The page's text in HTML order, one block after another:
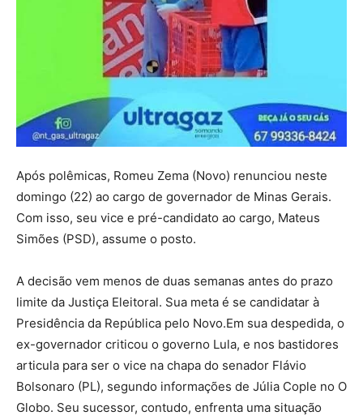
Após polêmicas, Romeu Zema (Novo) renunciou neste
domingo (22) ao cargo de governador de Minas Gerais.
Com isso, seu vice e pré-candidato ao cargo, Mateus
Simões (PSD), assume o posto.
A decisão vem menos de duas semanas antes do prazo
limite da Justiça Eleitoral. Sua meta é se candidatar à
Presidência da República pelo Novo.Em sua despedida, o
ex-governador criticou o governo Lula, e nos bastidores
articula para ser o vice na chapa do senador Flávio
Bolsonaro (PL), segundo informações de Júlia Cople no O
Globo. Seu sucessor, contudo, enfrenta uma situação